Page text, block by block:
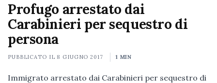
Profugo arrestato dai
Carabinieri per sequestro di
persona
PUBBLICATO IL 8 GIUGNO 2017 1 MIN
Immigrato arrestato dai Carabinieri per sequestro di